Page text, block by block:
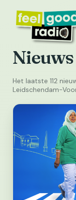
inhoud
Nieuws
Het laatste 112
Leidschendam-